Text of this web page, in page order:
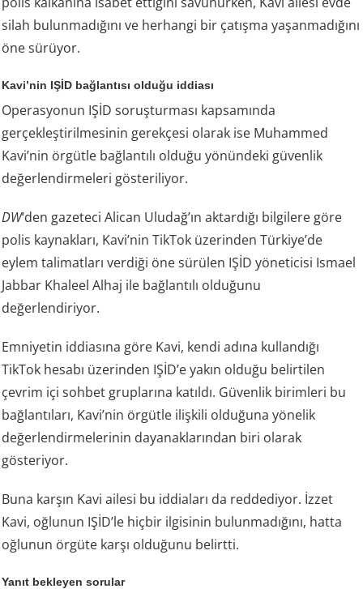
silah bulunmadığını ve herhangi bir çatışma yaşanmadığını
öne sürüyor.
Kavi’nin IŞİD bağlantısı olduğu iddiası
Operasyonun IŞİD soruşturması kapsamında
gerçekleştirilmesinin gerekçesi olarak ise Muhammed
Kavi’nin örgütle bağlantılı olduğu yönündeki güvenlik
değerlendirmeleri gösteriliyor.
DW‘den gazeteci Alican Uludağ’ın aktardığı bilgilere göre
polis kaynakları, Kavi’nin TikTok üzerinden Türkiye’de
eylem talimatları verdiği öne sürülen IŞİD yöneticisi Ismael
Jabbar Khaleel Alhaj ile bağlantılı olduğunu
değerlendiriyor.
Emniyetin iddiasına göre Kavi, kendi adına kullandığı
TikTok hesabı üzerinden IŞİD’e yakın olduğu belirtilen
çevrim içi sohbet gruplarına katıldı. Güvenlik birimleri bu
bağlantıları, Kavi’nin örgütle ilişkili olduğuna yönelik
değerlendirmelerinin dayanaklarından biri olarak
gösteriyor.
Buna karşın Kavi ailesi bu iddiaları da reddediyor. İzzet
Kavi, oğlunun IŞİD’le hiçbir ilgisinin bulunmadığını, hatta
oğlunun örgüte karşı olduğunu belirtti.
Yanıt bekleyen sorular